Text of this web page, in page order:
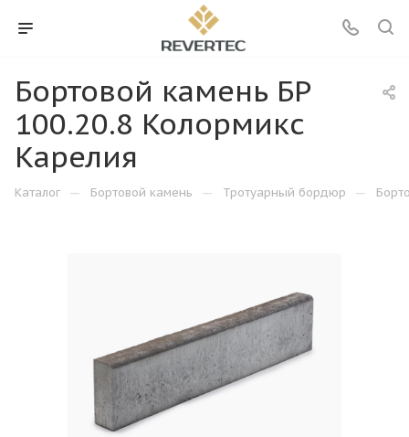
Бортовой камень БР
100.20.8 Колормикс
Карелия
Каталог — Бортовой камень — Тротуарный бордюр —